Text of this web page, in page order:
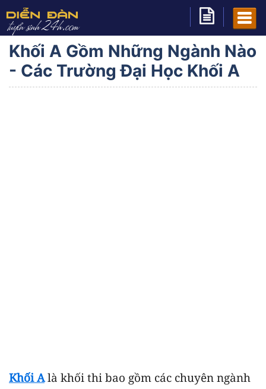
Khối A Gồm Những Ngành Nào
- Các Trường Đại Học Khối A
Khối Alà khối thi bao gồm các chuyên ngành